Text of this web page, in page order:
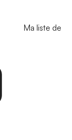
Ma liste de